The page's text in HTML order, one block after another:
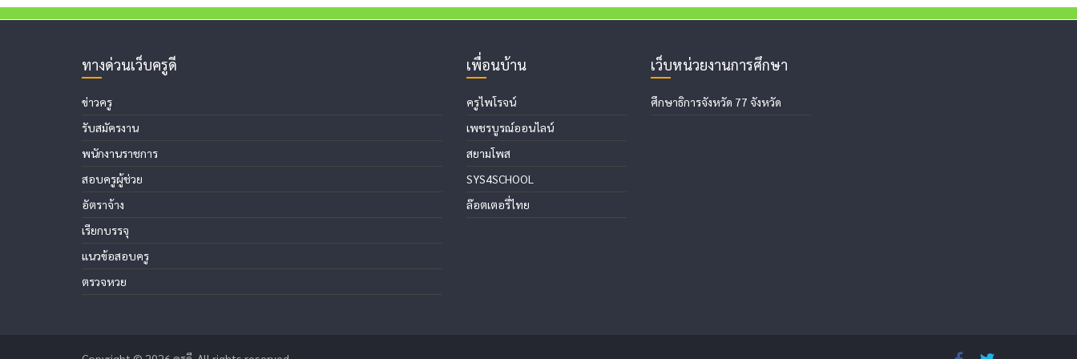
ทางด่วนเว็บครูดี
ข่าวครู
รับสมัครงาน
พนักงานราชการ
สอบครูผู้ช่วย
อัตราจ้าง
เรียกบรรจุ
แนวข้อสอบครู
ตรวจหวย
เพื่อนบ้าน
ครูไพโรจน์
เพชรบูรณ์ออนไลน์
สยามโพส
SYS4SCHOOL
ล๊อตเตอรี่ไทย
เว็บหน่วยงานการศึกษา
ศึกษาธิการจังหวัด 77 จังหวัด